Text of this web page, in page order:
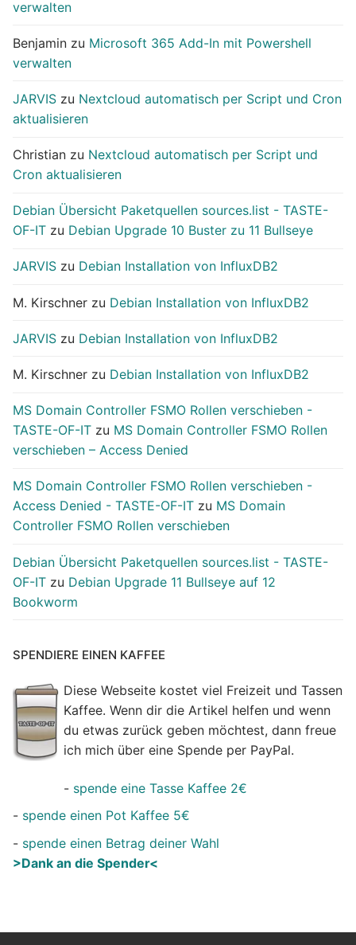
verwalten
Benjamin zu Microsoft 365 Add-In mit Powershell
verwalten
JARVIS zu Nextcloud automatisch per Script und Cron
aktualisieren
Christian zu Nextcloud automatisch per Script und
Cron aktualisieren
Debian Übersicht Paketquellen sources.list - TASTE-
OF-IT zu Debian Upgrade 10 Buster zu 11 Bullseye
JARVIS zu Debian Installation von InfluxDB2
M. Kirschner zu Debian Installation von InfluxDB2
JARVIS zu Debian Installation von InfluxDB2
M. Kirschner zu Debian Installation von InfluxDB2
MS Domain Controller FSMO Rollen verschieben -
TASTE-OF-IT zu MS Domain Controller FSMO Rollen
verschieben – Access Denied
MS Domain Controller FSMO Rollen verschieben -
Access Denied - TASTE-OF-IT zu MS Domain
Controller FSMO Rollen verschieben
Debian Übersicht Paketquellen sources.list - TASTE-
OF-IT zu Debian Upgrade 11 Bullseye auf 12
Bookworm
SPENDIERE EINEN KAFFEE
Diese Webseite kostet viel Freizeit und Tassen
Kaffee. Wenn dir die Artikel helfen und wenn
du etwas zurück geben möchtest, dann freue
ich mich über eine Spende per PayPal.
- spende eine Tasse Kaffee 2€
- spende einen Pot Kaffee 5€
- spende einen Betrag deiner Wahl
>Dank an die Spender<